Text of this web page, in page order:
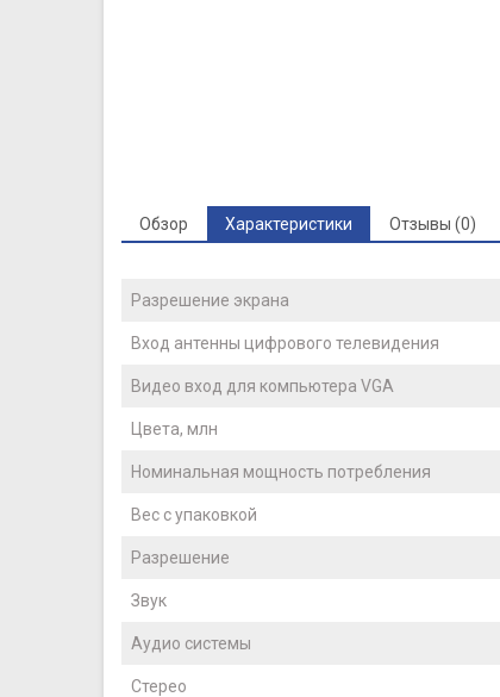
Обзор Характеристики Отзывы (0)
Разрешение экрана
Вход антенны цифрового телевидения
Видео вход для компьютера VGA
Цвета, млн
Номинальная мощность потребления
Вес с упаковкой
Разрешение
Звук
Аудио системы
Стерео